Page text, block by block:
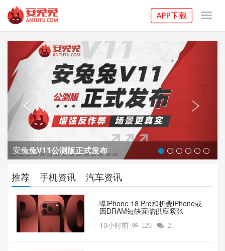
安兔兔V11公测版正式发布

Previous

推荐 手机资讯 汽车资讯
曝iPhone 18 Pro和折叠iPhone或
因DRAM短缺面临供应紧张
10小时前  526  2